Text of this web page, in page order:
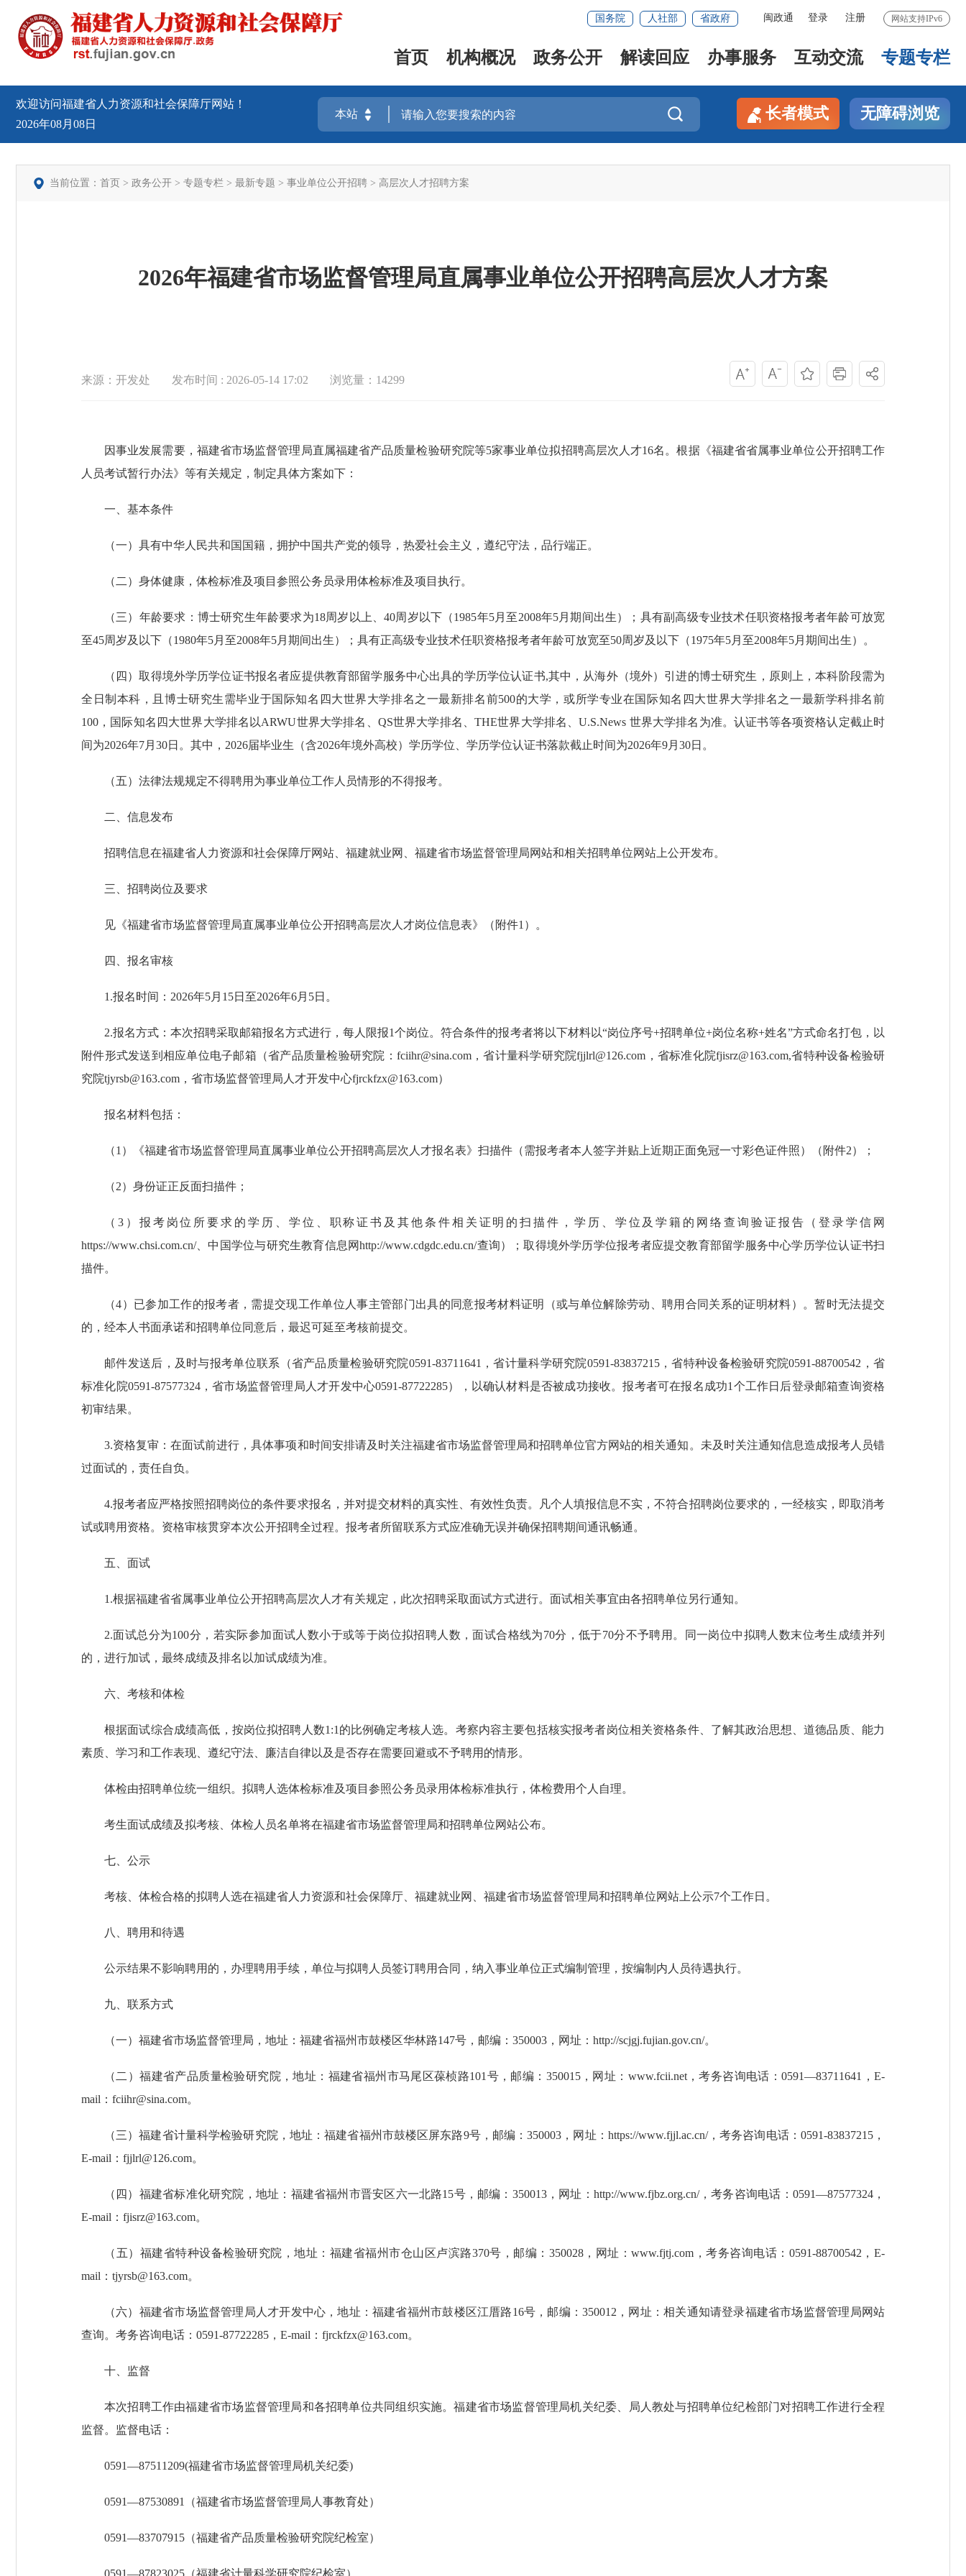
网站支持IPv6
闽政通 登录 注册
国务院 人社部 省政府
首页 机构概况 政务公开 解读回应 办事服务 互动交流 专题专栏
欢迎访问福建省人力资源和社会保障厅网站！
2026年08月08日
 长者模式 无障碍浏览
当前位置： 首页 > 政务公开 > 专题专栏 > 最新专题 > 事业单位公开招聘 > 高层次人才招聘方案
2026年福建省市场监督管理局直属事业单位公开招聘高层次人才方案
来源：开发处 发布时间 : 2026-05-14 17:02 浏览量：14299
因事业发展需要，福建省市场监督管理局直属福建省产品质量检验研究院等5家事业单位拟招聘高层次人才16名。根据《福建省省属事业单位公开招聘工作
人员考试暂行办法》等有关规定，制定具体方案如下：
一、基本条件
（一）具有中华人民共和国国籍，拥护中国共产党的领导，热爱社会主义，遵纪守法，品行端正。
（二）身体健康，体检标准及项目参照公务员录用体检标准及项目执行。
（三）年龄要求：博士研究生年龄要求为18周岁以上、40周岁以下（1985年5月至2008年5月期间出生）；具有副高级专业技术任职资格报考者年龄可放宽
至45周岁及以下（1980年5月至2008年5月期间出生）；具有正高级专业技术任职资格报考者年龄可放宽至50周岁及以下（1975年5月至2008年5月期间出生）。
（四）取得境外学历学位证书报名者应提供教育部留学服务中心出具的学历学位认证书,其中，从海外（境外）引进的博士研究生，原则上，本科阶段需为
全日制本科，且博士研究生需毕业于国际知名四大世界大学排名之一最新排名前500的大学，或所学专业在国际知名四大世界大学排名之一最新学科排名前
100，国际知名四大世界大学排名以ARWU世界大学排名、QS世界大学排名、THE世界大学排名、U.S.News 世界大学排名为准。认证书等各项资格认定截止时
间为2026年7月30日。其中，2026届毕业生（含2026年境外高校）学历学位、学历学位认证书落款截止时间为2026年9月30日。
（五）法律法规规定不得聘用为事业单位工作人员情形的不得报考。
二、信息发布
招聘信息在福建省人力资源和社会保障厅网站、福建就业网、福建省市场监督管理局网站和相关招聘单位网站上公开发布。
三、招聘岗位及要求
见《福建省市场监督管理局直属事业单位公开招聘高层次人才岗位信息表》（附件1）。
四、报名审核
1.报名时间：2026年5月15日至2026年6月5日。
2.报名方式：本次招聘采取邮箱报名方式进行，每人限报1个岗位。符合条件的报考者将以下材料以“岗位序号+招聘单位+岗位名称+姓名”方式命名打包，以
附件形式发送到相应单位电子邮箱（省产品质量检验研究院：fciihr@sina.com，省计量科学研究院fjjlrl@126.com，省标准化院fjisrz@163.com,省特种设备检验研
究院tjyrsb@163.com，省市场监督管理局人才开发中心fjrckfzx@163.com）
报名材料包括：
（1）《福建省市场监督管理局直属事业单位公开招聘高层次人才报名表》扫描件（需报考者本人签字并贴上近期正面免冠一寸彩色证件照）（附件2）；
（2）身份证正反面扫描件；
（3）报考岗位所要求的学历、学位、职称证书及其他条件相关证明的扫描件，学历、学位及学籍的网络查询验证报告（登录学信网
https://www.chsi.com.cn/、中国学位与研究生教育信息网http://www.cdgdc.edu.cn/查询）；取得境外学历学位报考者应提交教育部留学服务中心学历学位认证书扫
描件。
（4）已参加工作的报考者，需提交现工作单位人事主管部门出具的同意报考材料证明（或与单位解除劳动、聘用合同关系的证明材料）。暂时无法提交
的，经本人书面承诺和招聘单位同意后，最迟可延至考核前提交。
邮件发送后，及时与报考单位联系（省产品质量检验研究院0591-83711641，省计量科学研究院0591-83837215，省特种设备检验研究院0591-88700542，省
标准化院0591-87577324，省市场监督管理局人才开发中心0591-87722285），以确认材料是否被成功接收。报考者可在报名成功1个工作日后登录邮箱查询资格
初审结果。
3.资格复审：在面试前进行，具体事项和时间安排请及时关注福建省市场监督管理局和招聘单位官方网站的相关通知。未及时关注通知信息造成报考人员错
过面试的，责任自负。
4.报考者应严格按照招聘岗位的条件要求报名，并对提交材料的真实性、有效性负责。凡个人填报信息不实，不符合招聘岗位要求的，一经核实，即取消考
试或聘用资格。资格审核贯穿本次公开招聘全过程。报考者所留联系方式应准确无误并确保招聘期间通讯畅通。
五、面试
1.根据福建省省属事业单位公开招聘高层次人才有关规定，此次招聘采取面试方式进行。面试相关事宜由各招聘单位另行通知。
2.面试总分为100分，若实际参加面试人数小于或等于岗位拟招聘人数，面试合格线为70分，低于70分不予聘用。同一岗位中拟聘人数末位考生成绩并列
的，进行加试，最终成绩及排名以加试成绩为准。
六、考核和体检
根据面试综合成绩高低，按岗位拟招聘人数1:1的比例确定考核人选。考察内容主要包括核实报考者岗位相关资格条件、了解其政治思想、道德品质、能力
素质、学习和工作表现、遵纪守法、廉洁自律以及是否存在需要回避或不予聘用的情形。
体检由招聘单位统一组织。拟聘人选体检标准及项目参照公务员录用体检标准执行，体检费用个人自理。
考生面试成绩及拟考核、体检人员名单将在福建省市场监督管理局和招聘单位网站公布。
七、公示
考核、体检合格的拟聘人选在福建省人力资源和社会保障厅、福建就业网、福建省市场监督管理局和招聘单位网站上公示7个工作日。
八、聘用和待遇
公示结果不影响聘用的，办理聘用手续，单位与拟聘人员签订聘用合同，纳入事业单位正式编制管理，按编制内人员待遇执行。
九、联系方式
（一）福建省市场监督管理局，地址：福建省福州市鼓楼区华林路147号，邮编：350003，网址：http://scjgj.fujian.gov.cn/。
（二）福建省产品质量检验研究院，地址：福建省福州市马尾区葆桢路101号，邮编：350015，网址：www.fcii.net，考务咨询电话：0591—83711641，E-
mail：fciihr@sina.com。
（三）福建省计量科学检验研究院，地址：福建省福州市鼓楼区屏东路9号，邮编：350003，网址：https://www.fjjl.ac.cn/，考务咨询电话：0591-83837215，
E-mail：fjjlrl@126.com。
（四）福建省标准化研究院，地址：福建省福州市晋安区六一北路15号，邮编：350013，网址：http://www.fjbz.org.cn/，考务咨询电话：0591—87577324，
E-mail：fjisrz@163.com。
（五）福建省特种设备检验研究院，地址：福建省福州市仓山区卢滨路370号，邮编：350028，网址：www.fjtj.com，考务咨询电话：0591-88700542，E-
mail：tjyrsb@163.com。
（六）福建省市场监督管理局人才开发中心，地址：福建省福州市鼓楼区江厝路16号，邮编：350012，网址：相关通知请登录福建省市场监督管理局网站
查询。考务咨询电话：0591-87722285，E-mail：fjrckfzx@163.com。
十、监督
本次招聘工作由福建省市场监督管理局和各招聘单位共同组织实施。福建省市场监督管理局机关纪委、局人教处与招聘单位纪检部门对招聘工作进行全程
监督。监督电话：
0591—87511209(福建省市场监督管理局机关纪委)
0591—87530891（福建省市场监督管理局人事教育处）
0591—83707915（福建省产品质量检验研究院纪检室）
0591—87823025（福建省计量科学研究院纪检室）